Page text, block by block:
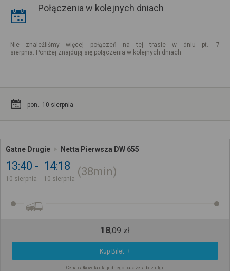
Połączenia w kolejnych dniach
Nie znaleźliśmy więcej połączeń na tej trasie w dniu pt.. 7
sierpnia. Poniżej znajdują się połączenia w kolejnych dniach
pon.. 10 sierpnia
Gatne Drugie Netta Pierwsza DW 655
13:40
10 sierpnia
14:18
10 sierpnia
38min
18,09 zł
Kup Bilet
Cena całkowita dla jednego pasażera bez ulgi